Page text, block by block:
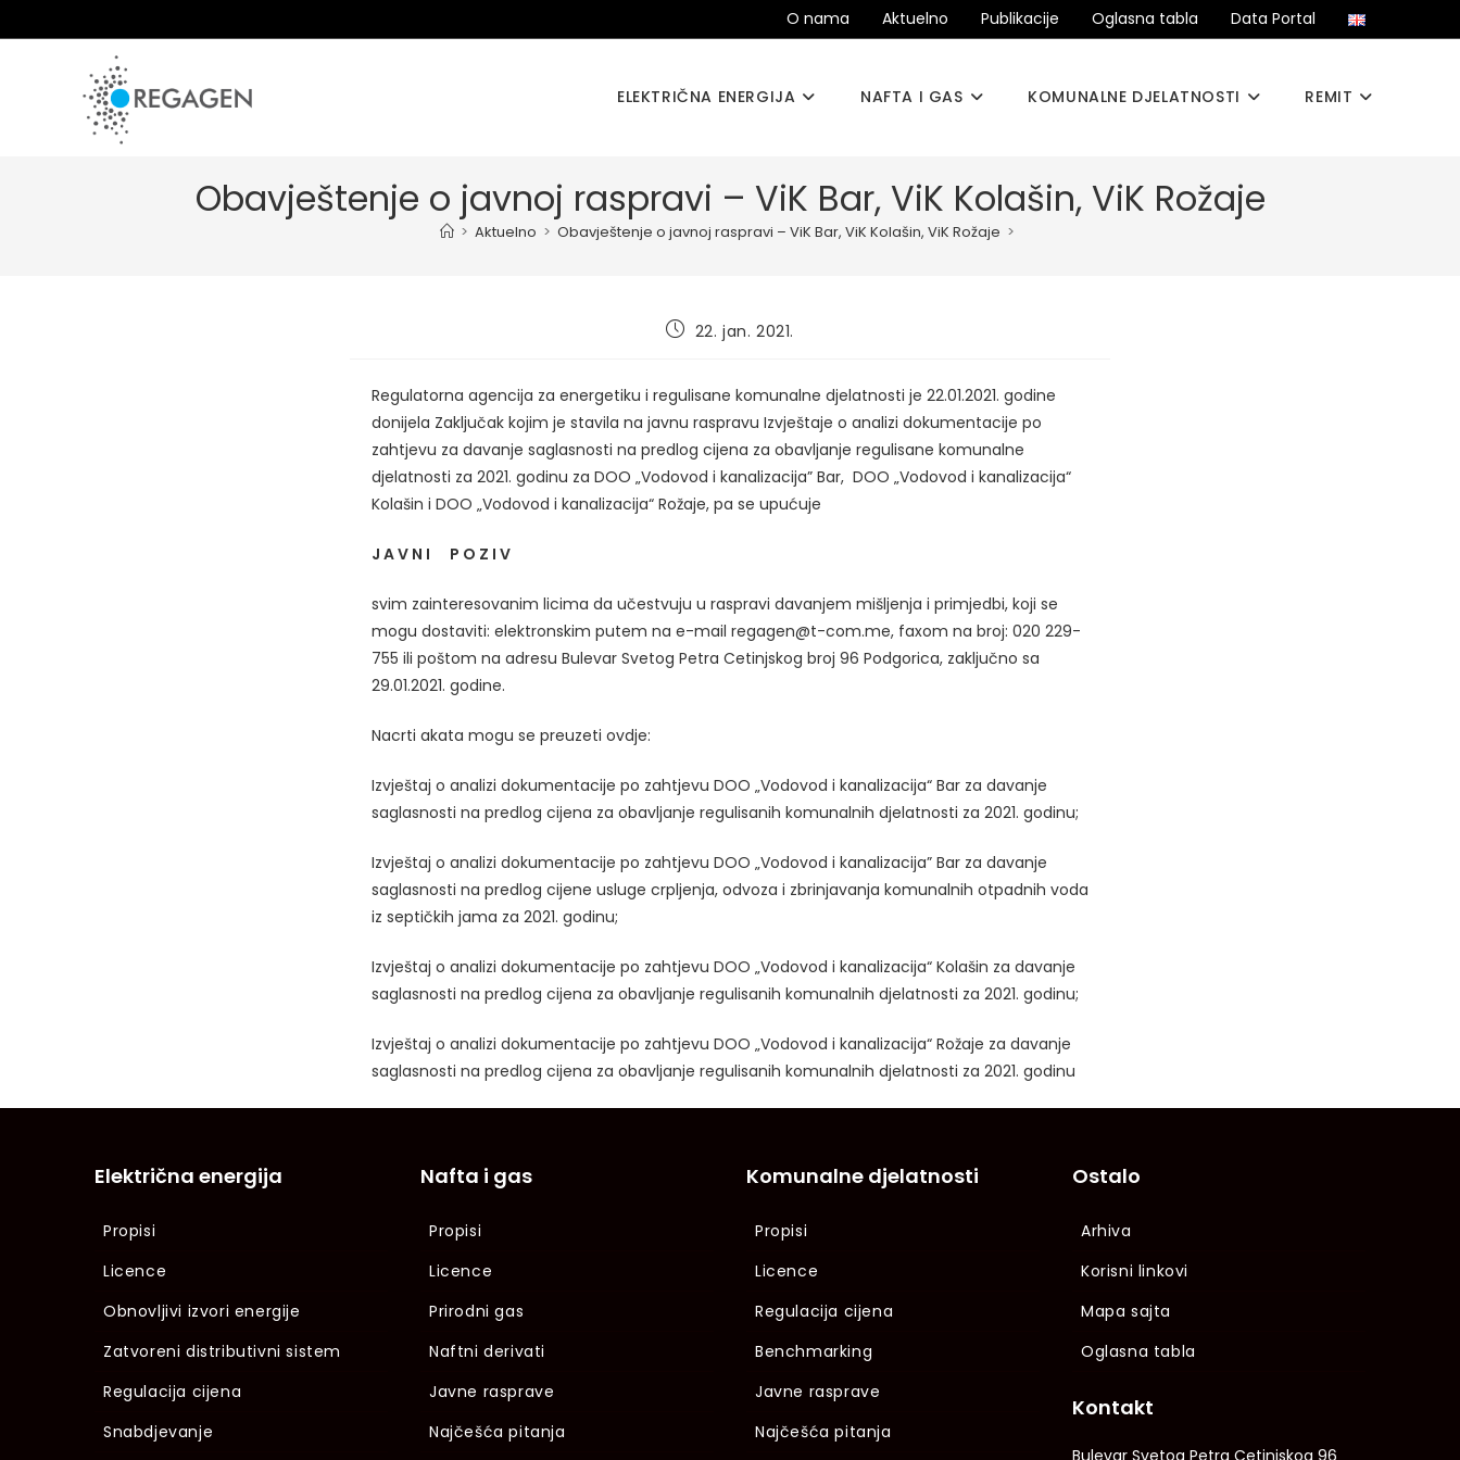
to
O nama Aktuelno Publikacije Oglasna tabla Data Portal
ELEKTRIČNA ENERGIJA NAFTA I GAS KOMUNALNE DJELATNOSTI REMIT
Obavještenje o javnoj raspravi – ViK Bar, ViK Kolašin, ViK Rožaje
> Aktuelno > Obavještenje o javnoj raspravi – ViK Bar, ViK Kolašin, ViK Rožaje >
Post22. jan. 2021.
Regulatorna agencija za energetiku i regulisane komunalne djelatnosti je 22.01.2021. godine
donijela Zaključak kojim je stavila na javnu raspravu Izvještaje o analizi dokumentacije po
zahtjevu za davanje saglasnosti na predlog cijena za obavljanje regulisane komunalne
djelatnosti za 2021. godinu za DOO „Vodovod i kanalizacija” Bar, DOO „Vodovod i kanalizacija“
Kolašin i DOO „Vodovod i kanalizacija“ Rožaje, pa se upućuje
J A V N I P O Z I V
svim zainteresovanim licima da učestvuju u raspravi davanjem mišljenja i primjedbi, koji se
mogu dostaviti: elektronskim putem na e-mail regagen@t-com.me, faxom na broj: 020 229-
755 ili poštom na adresu Bulevar Svetog Petra Cetinjskog broj 96 Podgorica, zaključno sa
29.01.2021. godine.
Nacrti akata mogu se preuzeti ovdje:
Izvještaj o analizi dokumentacije po zahtjevu DOO „Vodovod i kanalizacija“ Bar za davanje
saglasnosti na predlog cijena za obavljanje regulisanih komunalnih djelatnosti za 2021. godinu;
Izvještaj o analizi dokumentacije po zahtjevu DOO „Vodovod i kanalizacija” Bar za davanje
saglasnosti na predlog cijene usluge crpljenja, odvoza i zbrinjavanja komunalnih otpadnih voda
iz septičkih jama za 2021. godinu;
Izvještaj o analizi dokumentacije po zahtjevu DOO „Vodovod i kanalizacija“ Kolašin za davanje
saglasnosti na predlog cijena za obavljanje regulisanih komunalnih djelatnosti za 2021. godinu;
Izvještaj o analizi dokumentacije po zahtjevu DOO „Vodovod i kanalizacija“ Rožaje za davanje
saglasnosti na predlog cijena za obavljanje regulisanih komunalnih djelatnosti za 2021. godinu
Električna energija
Propisi
Licence
Obnovljivi izvori energije
Zatvoreni distributivni sistem
Regulacija cijena
Snabdjevanje
Nafta i gas
Propisi
Licence
Prirodni gas
Naftni derivati
Javne rasprave
Najčešća pitanja
Komunalne djelatnosti
Propisi
Licence
Regulacija cijena
Benchmarking
Javne rasprave
Najčešća pitanja
Ostalo
Arhiva
Korisni linkovi
Mapa sajta
Oglasna tabla
Kontakt
Bulevar Svetog Petra Cetinjskog 96